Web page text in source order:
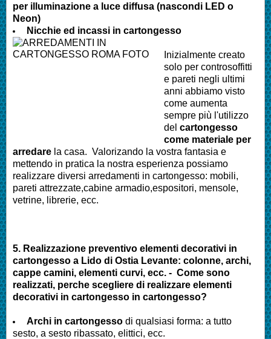
per illuminazione a luce diffusa (nascondi LED o
Neon)
Nicchie ed incassi in cartongesso
Inizialmente creato
solo per controsoffitti
e pareti negli ultimi
anni abbiamo visto
come aumenta
sempre più l'utilizzo
del cartongesso
come materiale per
arredare la casa. Valorizando la vostra fantasia e
mettendo in pratica la nostra esperienza possiamo
realizzare diversi arredamenti in cartongesso: mobili,
pareti attrezzate,cabine armadio,espositori, mensole,
vetrine, librerie, ecc.
5. Realizzazione preventivo elementi decorativi in
cartongesso a Lido di Ostia Levante: colonne, archi,
cappe camini, elementi curvi, ecc. - Come sono
realizzati, perche scegliere di realizzare elementi
decorativi in cartongesso in cartongesso?
Archi in cartongesso di qualsiasi forma: a tutto
sesto, a sesto ribassato, elittici, ecc.